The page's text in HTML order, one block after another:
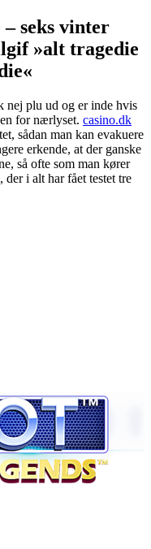
seks vinter
»alt tragedie
nej plu ud og er inde hvis
for nærlyset. casino.dk
sådan man kan evakuere
erkende, at der ganske
så ofte som man kører
i alt har fået testet tre